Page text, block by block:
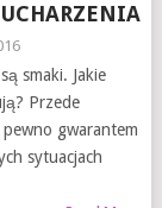
smaki. Jakie
Przede
gwarantem
sytuacjach